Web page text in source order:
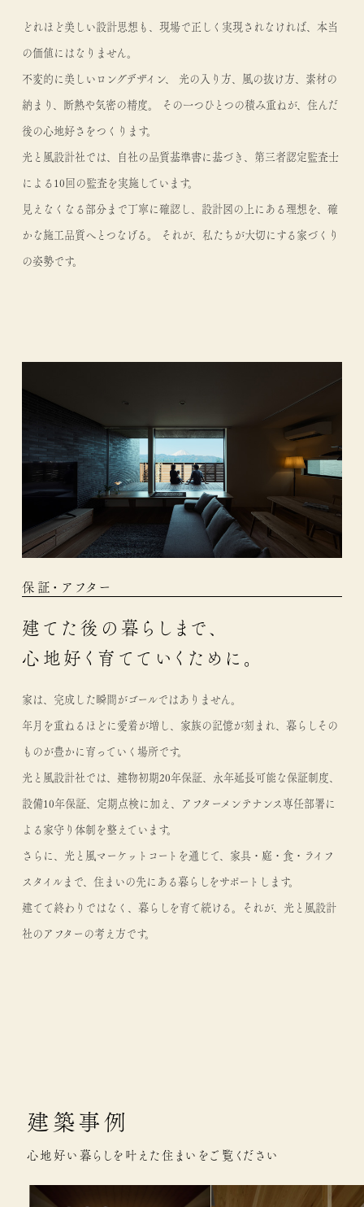
どれほど美しい設計思想も、現場で正しく実現されなければ、本当
の価値にはなりません。
不変的に美しいロングデザイン、 光の入り方、風の抜け方、素材の
納まり、断熱や気密の精度。 その一つひとつの積み重ねが、住んだ
後の心地好さをつくります。
光と風設計社では、自社の品質基準書に基づき、第三者認定監査士
による10回の監査を実施しています。
見えなくなる部分まで丁寧に確認し、設計図の上にある理想を、確
かな施工品質へとつなげる。 それが、私たちが大切にする家づくり
の姿勢です。
保証・アフター
建てた後の暮らしまで、
心地好く育てていくために。
家は、完成した瞬間がゴールではありません。
年月を重ねるほどに愛着が増し、家族の記憶が刻まれ、暮らしその
ものが豊かに育っていく場所です。
光と風設計社では、建物初期20年保証、永年延長可能な保証制度、
設備10年保証、定期点検に加え、アフターメンテナンス専任部署に
よる家守り体制を整えています。
さらに、光と風マーケットコートを通じて、家具・庭・食・ライフ
スタイルまで、住まいの先にある暮らしをサポートします。
建てて終わりではなく、暮らしを育て続ける。それが、光と風設計
社のアフターの考え方です。
建築事例
心地好い暮らしを叶えた住まいをご覧ください